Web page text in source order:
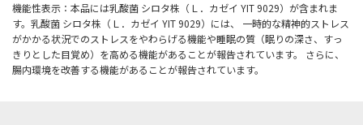
機能性表示：本品には乳酸菌 シロタ株（Ｌ．カゼイ YIT 9029）が含まれま
す。乳酸菌 シロタ株（Ｌ．カゼイ YIT 9029）には、 一時的な精神的ストレス
がかかる状況でのストレスをやわらげる機能や睡眠の質（眠りの深さ、すっ
きりとした目覚め）を高める機能があることが報告されています。 さらに、
腸内環境を改善する機能があることが報告されています。